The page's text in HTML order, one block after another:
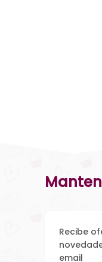
Recibe
email